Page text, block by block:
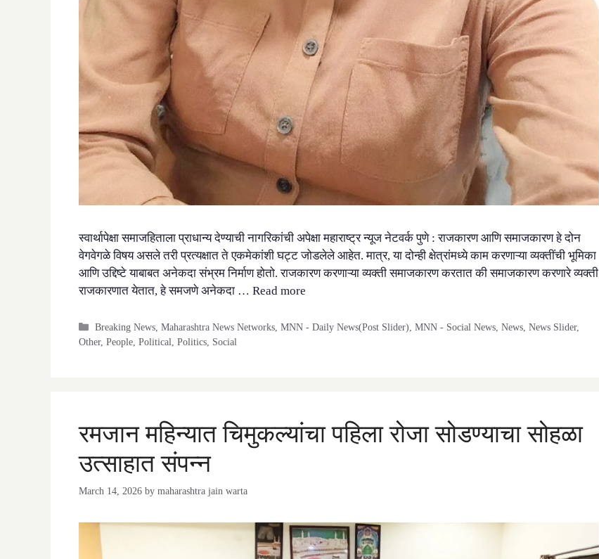
स्वार्थापेक्षा समाजहिताला प्राधान्य देण्याची नागरिकांची अपेक्षा महाराष्ट्र न्यूज नेटवर्क पुणे : राजकारण आणि समाजकारण हे दोन
वेगवेगळे विषय असले तरी प्रत्यक्षात ते एकमेकांशी घट्ट जोडलेले आहेत. मात्र, या दोन्ही क्षेत्रांमध्ये काम करणाऱ्या व्यक्तींची भूमिका
आणि उद्दिष्टे याबाबत अनेकदा संभ्रम निर्माण होतो. राजकारण करणाऱ्या व्यक्ती समाजकारण करतात की समाजकारण करणारे व्यक्ती
राजकारणात येतात, हे समजणे अनेकदा … Read more
Categories
Breaking News ,Maharashtra News Networks ,MNN - Daily News(Post Slider) ,MNN - Social News ,News ,News Slider,
Other, People Political Politics Social
रमजान महिन्यात चिमुकल्यांचा पहिला रोजा सोडण्याचा सोहळा
उत्साहात संपन्न
March 14, 2026 by maharashtra jain warta